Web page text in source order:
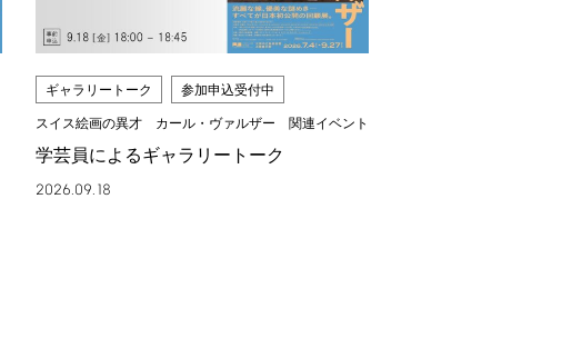
ギャラリートーク 参加申込受付中
スイス絵画の異才 カール・ヴァルザー 関連イベント
学芸員によるギャラリートーク
2026.09.18